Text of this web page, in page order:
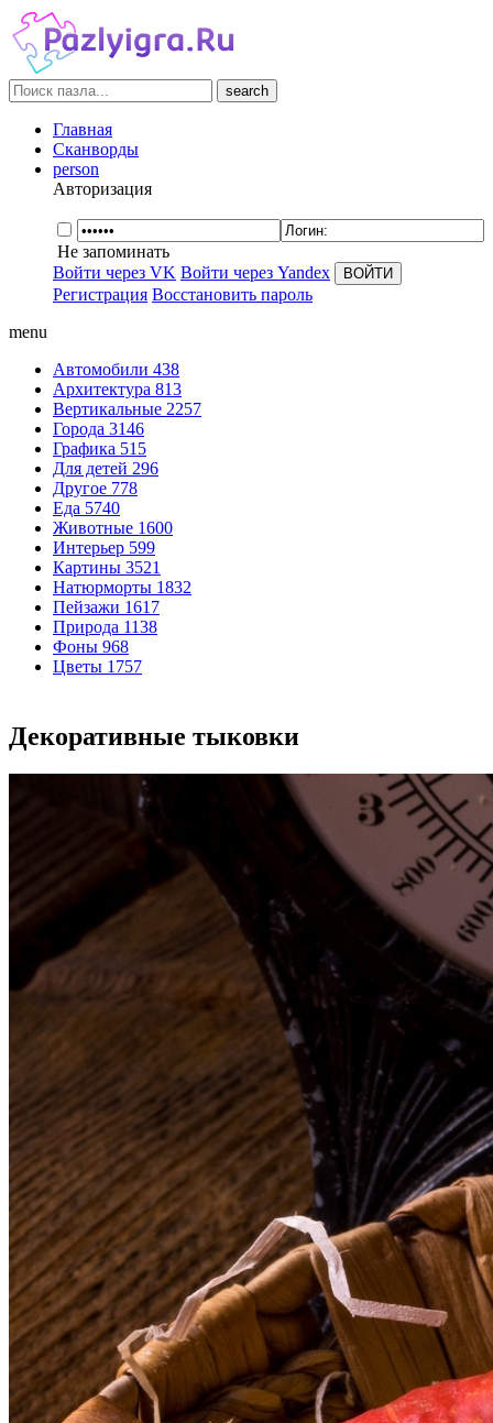
search
Главная
Сканворды
person
Авторизация
Не запоминать
Войти через VK Войти через Yandex
Регистрация Восстановить пароль
menu
Автомобили 438
Архитектура 813
Вертикальные 2257
Города 3146
Графика 515
Для детей 296
Другое 778
Еда 5740
Животные 1600
Интерьер 599
Картины 3521
Натюрморты 1832
Пейзажи 1617
Природа 1138
Фоны 968
Цветы 1757
Декоративные тыковки